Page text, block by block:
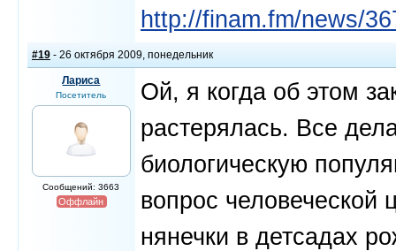
http://finam.fm/news/
#19 - 26 октября 2009, понедельник
Лариса
Посетитель
Сообщений: 3663
Оффлайн
Ой, я когда об этом
растерялась. Все
биологическую
вопрос человеческой
нянечки в детсадах